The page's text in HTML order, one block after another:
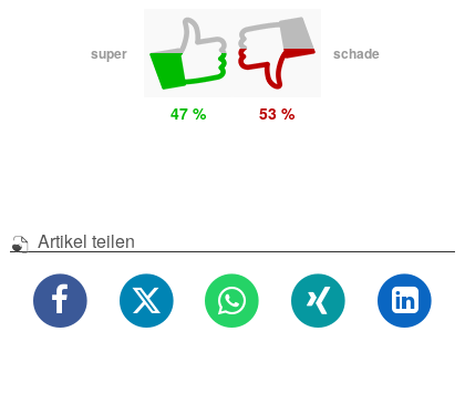
super schade
47 % 53 %
Artikel teilen